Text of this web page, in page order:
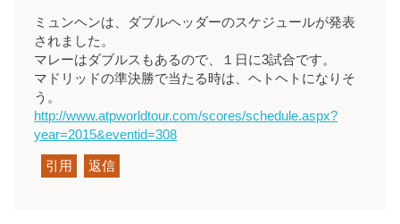
ミュンヘンは、ダブルヘッダーのスケジュールが発表
されました。
マレーはダブルスもあるので、１日に3試合です。
マドリッドの準決勝で当たる時は、ヘトヘトになりそ
う。
http://www.atpworldtour.com/scores/schedule.aspx?
year=2015&eventid=308
引用 返信